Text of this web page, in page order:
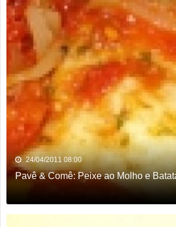
24/04/2011 08:00
Pavê & Comê: Peixe ao Molho e